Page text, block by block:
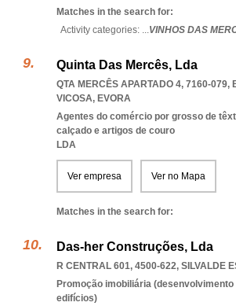
Matches in the search for:
Activity categories: ...VINHOS DAS
Quinta Das Mercês, Lda
QTA MERCÊS APARTADO 4, 7160-079,
VICOSA, EVORA
Agentes do comércio por grosso de
calçado e artigos de couro
LDA
Ver empresa Ver no Mapa
Matches in the search for:
Das-her Construções, Lda
R CENTRAL 601, 4500-622, SILVALDE
Promoção imobiliária
edifícios)